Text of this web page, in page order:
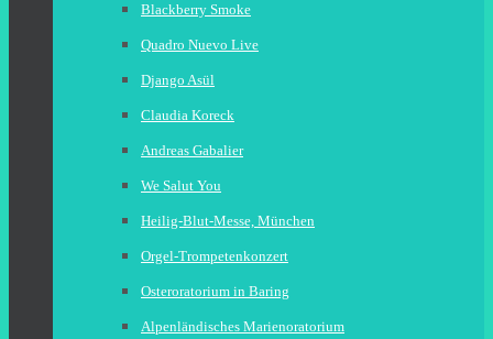
Blackberry Smoke
Quadro Nuevo Live
Django Asül
Claudia Koreck
Andreas Gabalier
We Salut You
Heilig-Blut-Messe, München
Orgel-Trompetenkonzert
Osteroratorium in Baring
Alpenländisches Marienoratorium